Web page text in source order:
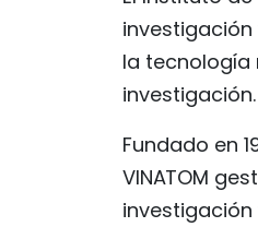
la tecnología
investigación.
Fundado en
VINATOM
investigación